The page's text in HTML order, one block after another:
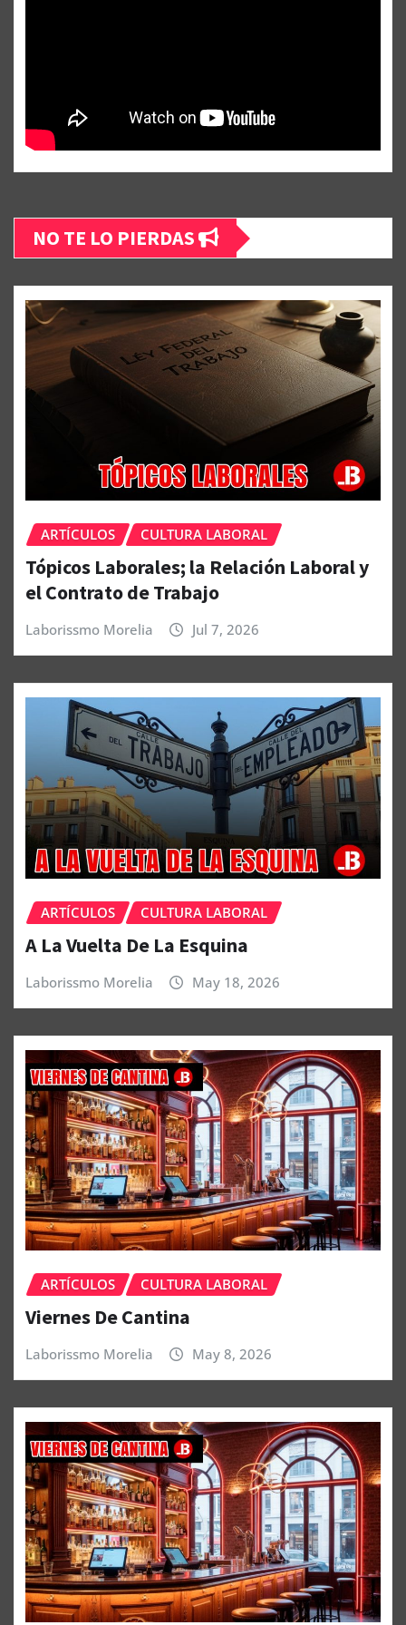
NO TE LO PIERDAS
ARTÍCULOS CULTURA LABORAL
Tópicos Laborales; la Relación Laboral y
el Contrato de Trabajo
Laborissmo Morelia Jul 7, 2026
ARTÍCULOS CULTURA LABORAL
A La Vuelta De La Esquina
Laborissmo Morelia May 18, 2026
ARTÍCULOS CULTURA LABORAL
Viernes De Cantina
Laborissmo Morelia May 8, 2026